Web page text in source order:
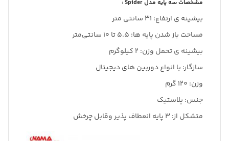
مشخصات سه پایه مدل Spider :
بیشینه ی ارتفاع: 31 سانتی متر
مساحت باز شدن پایه ها: 5.5 تا 10 سانتی‌متر
بیشینه ی تحمل وزن: 2 کیلوگرم
سازگار: با انواع دوربین های دیجیتال
وزن: 120 گرم
جنس: پلاستیک
متشکل از: 3 پایه انعطاف پذیر وقابل چرخش